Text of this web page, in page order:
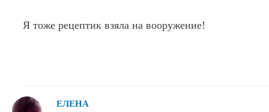
Я тоже рецептик взяла на вооружение!
ЕЛЕНА